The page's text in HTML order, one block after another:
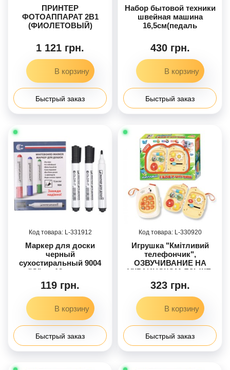
ПРИНТЕР
ФОТОАППАРАТ 2В1
(ФИОЛЕТОВЫЙ)
1 121 грн.
Быстрый заказ
Набор бытовой техники
швейная машина
16,5см(педаль
движущаяся деталь),
утюг (15,5см, свет,
вибрация), гладильная
доска, на бат-це, в кор.,
34-25-7см /24/
430 грн.
Быстрый заказ
331912
Маркер для доски
черный
сухостиральный 9004
"С" по 12шт в уп.
119 грн.
Быстрый заказ
330920
Игрушка "Кмітливий
телефончик",
ОЗВУЧИВАНИЕ НА
УКРАИНСКОМ ЯЗЫКЕ,
песни, скороговорки,
звуки, загадки,
пальчиковые игры,
подсветка
323 грн.
Быстрый заказ